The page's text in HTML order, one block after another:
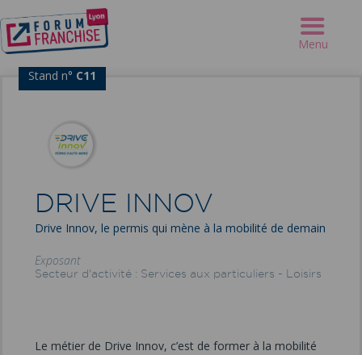
Forum Franchise Lyon>
Stand n° C11
DRIVE INNOV
Drive Innov, le permis qui mène à la mobilité de demain
Exposant
Secteur d'activité : Services aux particuliers - Loisirs
Le métier de Drive Innov, c’est de former à la mobilité
Menu